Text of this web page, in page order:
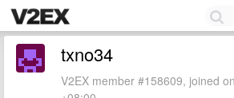
txno34
V2EX member #158609, joined